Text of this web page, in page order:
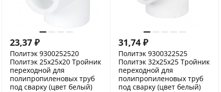
23,37 ₽
Политэк 9300252520
Политэк 25х25х20 Тройник
переходной для
полипропиленовых труб
под сварку (цвет белый)
31,74 ₽
Политэк 9300322525
Политэк 32х25х25 Тройник
переходной для
полипропиленовых труб
под сварку (цвет белый)